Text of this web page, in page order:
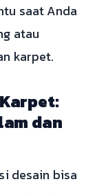
saat Anda
atau
karpet.
dan
desain bisa